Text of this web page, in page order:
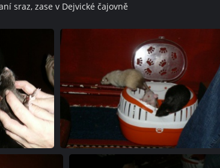
sraz, zase v Dejvické čajovně
03 04